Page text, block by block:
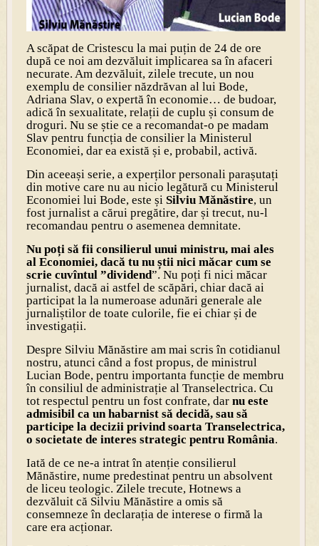
A scăpat de Cristescu la mai puțin de 24 de ore
după ce noi am dezvăluit implicarea sa în afaceri
necurate. Am dezvăluit, zilele trecute, un nou
exemplu de consilier năzdrăvan al lui Bode,
Adriana Slav, o expertă în economie… de budoar,
adică în sexualitate, relații de cuplu și consum de
droguri. Nu se știe ce a recomandat-o pe madam
Slav pentru funcția de consilier la Ministerul
Economiei, dar ea există și e, probabil, activă.
Din aceeași serie, a experților personali parașutați
din motive care nu au nicio legătură cu Ministerul
Economiei lui Bode, este și Silviu Mănăstire, un
fost jurnalist a cărui pregătire, dar și trecut, nu-l
recomandau pentru o asemenea demnitate.
Nu poți să fii consilierul unui ministru, mai ales
al Economiei, dacă tu nu știi nici măcar cum se
scrie cuvîntul ”dividend”. Nu poți fi nici măcar
jurnalist, dacă ai astfel de scăpări, chiar dacă ai
participat la la numeroase adunări generale ale
jurnaliștilor de toate culorile, fie ei chiar și de
investigații.
Despre Silviu Mănăstire am mai scris în cotidianul
nostru, atunci când a fost propus, de ministrul
Lucian Bode, pentru importanta funcție de membru
în consiliul de administrație al Transelectrica. Cu
tot respectul pentru un fost confrate, darnu este
admisibil ca un habarnist să decidă, sau să
participe la decizii privind soarta Transelectrica,
o societate de interes strategic pentru România.
Iată de ce ne-a intrat în atenție consilierul
Mănăstire, nume predestinat pentru un absolvent
de liceu teologic. Zilele trecute, Hotnews a
dezvăluit că Silviu Mănăstire a omis să
consemneze în declarația de interese o firmă la
care era acționar.